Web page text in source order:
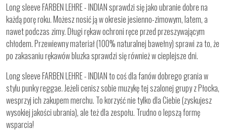
Long sleeve FARBEN LEHRE - INDIAN sprawdzi się jako ubranie dobre na
każdą porę roku. Możesz nosić ją w okresie jesienno-zimowym, latem, a
nawet podczas zimy. Długi rękaw ochroni ręce przed przeszywającym
chłodem. Przewiewny materiał (100% naturalnej bawełny) sprawi za to, że
po zakasaniu rękawów bluzka sprawdzi się również w cieplejsze dni.
Long sleeve FARBEN LEHRE - INDIAN to coś dla fanów dobrego grania w
stylu punky reggae. Jeżeli cenisz sobie muzykę tej szalonej grupy z Płocka,
wesprzyj ich zakupem merchu. To korzyść nie tylko dla Ciebie (zyskujesz
wysokiej jakości ubrania), ale też dla zespołu. Trudno o lepszą formę
wsparcia!